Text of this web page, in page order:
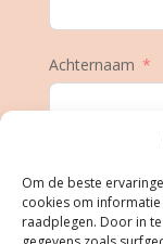
Om de beste
cookies om
raadplegen. Door in
Achternaam